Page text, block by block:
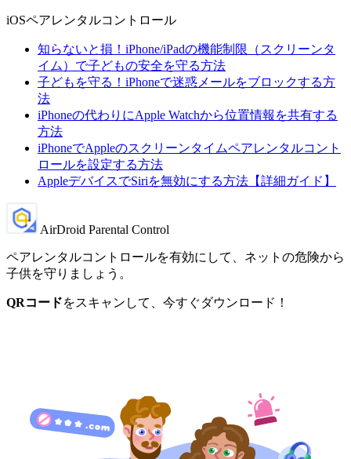
iOSペアレンタルコントロール
知らないと損！iPhone/iPadの機能制限（スクリーンタ
イム）で子どもの安全を守る方法
子どもを守る！iPhoneで迷惑メールをブロックする方
法
iPhoneの代わりにApple Watchから位置情報を共有する
方法
iPhoneでAppleのスクリーンタイムペアレンタルコント
ロールを設定する方法
AppleデバイスでSiriを無効にする方法【詳細ガイド】
AirDroid Parental Control
ペアレンタルコントロールを有効にして、ネットの危険から
子供を守りましょう。
QRコードをスキャンして、今すぐダウンロード！